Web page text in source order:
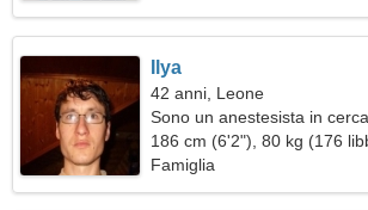
Ilya
42 anni, Leone
Sono un anestesista in
186 cm (6'2"), 80 kg (176
Famiglia